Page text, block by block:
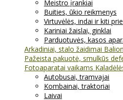
Meistro įrankiai
Buities, ūkio reikmenys
Virtuvėlės, indai ir kiti
Kariniai žaislai, ginklai
Parduotuvės, kasos
Arkadiniai, stalo žaidimai
Pažeista pakuotė, smulkūs
Fotoaparatai vaikams
Autobusai, tramvajai
Kombainai, traktoriai
Laivai